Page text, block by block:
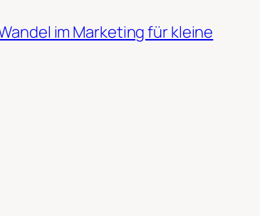
im Marketing für kleine